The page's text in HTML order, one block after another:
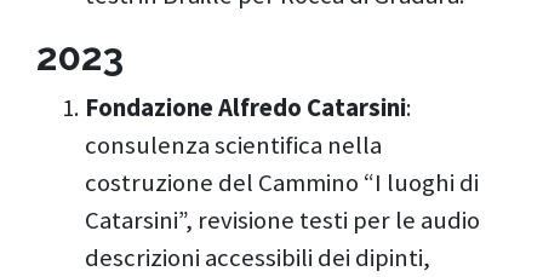
2023
Fondazione Alfredo Catarsini:
consulenza scientifica nella
costruzione del Cammino “I luoghi di
Catarsini”, revisione testi per le audio
descrizioni accessibili dei dipinti,